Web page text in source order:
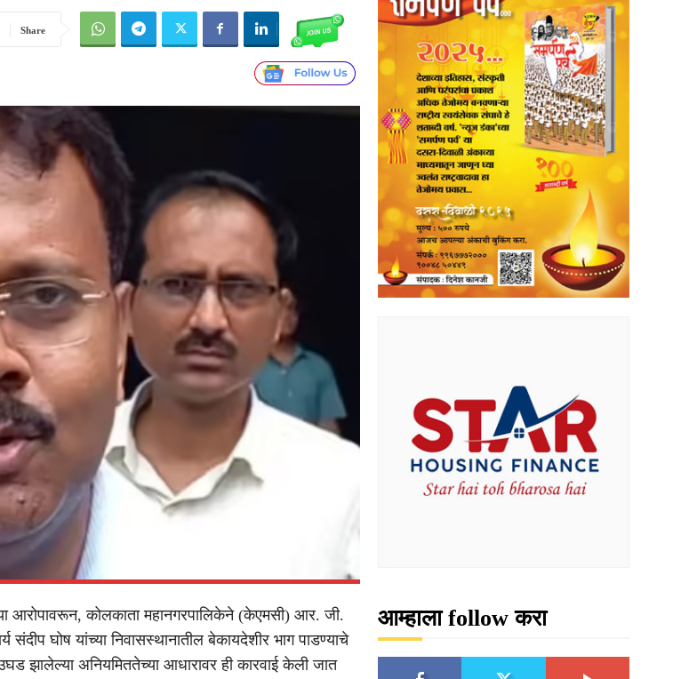
Share
आरोपावरून, कोलकाता महानगरपालिकेने (केएमसी) आर. जी.
संदीप घोष यांच्या निवासस्थानातील बेकायदेशीर भाग पाडण्याचे
झालेल्या अनियमिततेच्या आधारावर ही कारवाई केली जात
आम्हाला follow करा